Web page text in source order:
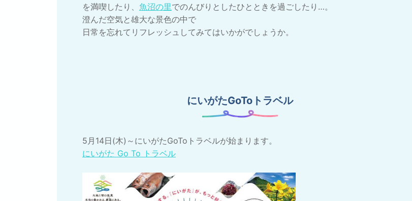
を満喫したり、 魚沼の里でのんびりとしたひとときを過ごしたり…。
澄んだ空気と雄大な景色の中で
日常を忘れてリフレッシュしてみてはいかがでしょうか。
にいがたGoToトラベル
5月14日(木)～にいがたGoToトラベルが始まります。
にいがた Go To トラベル